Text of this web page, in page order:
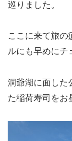
巡りました。
ここに来て旅の
ルにも早めにチ
洞爺湖に面した
た稲荷寿司をお